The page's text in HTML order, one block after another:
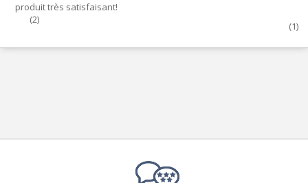
produit très satisfaisant!
(2)
(1)